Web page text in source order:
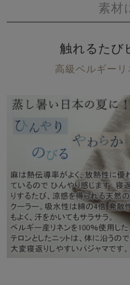
素材
触れるたび
高級ベルギー